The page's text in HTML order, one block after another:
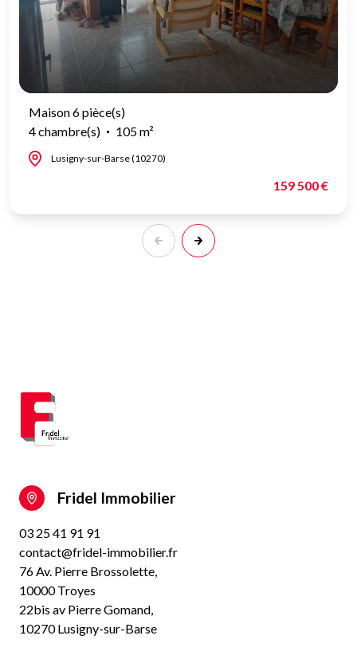
Maison 6 pièce(s)
4 chambre(s)
105 m²
Lusigny-sur-Barse (10270)
159 500 €
Fridel Immobilier
03 25 41 91 91
contact@fridel-immobilier.fr
76 Av. Pierre Brossolette,
10000 Troyes
22bis av Pierre Gomand,
10270 Lusigny-sur-Barse